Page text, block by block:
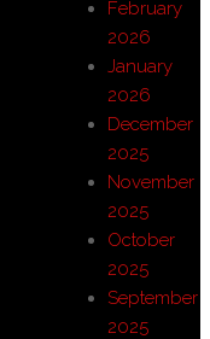
February
2026
January
2026
December
2025
November
2025
October
2025
September
2025